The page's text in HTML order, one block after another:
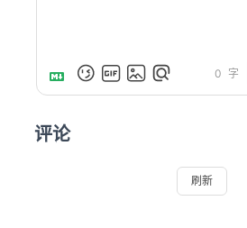
0 字
评论
刷新